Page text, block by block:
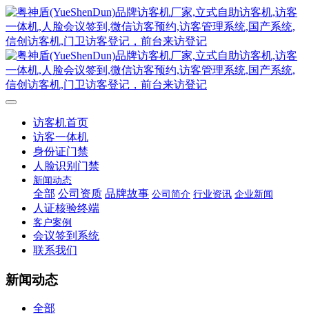
访客机首页
访客一体机
身份证门禁
人脸识别门禁
新闻动态
全部 公司资质 品牌故事 公司简介 行业资讯 企业新闻
人证核验终端
客户案例
会议签到系统
联系我们
新闻动态
全部